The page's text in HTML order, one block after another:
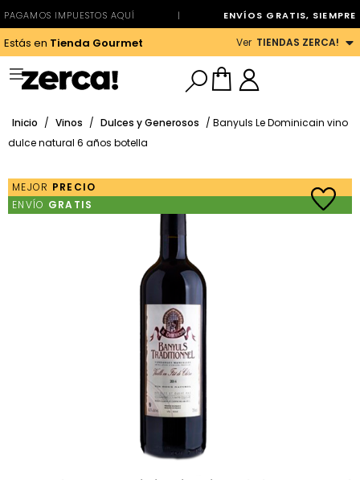
PAGAMOS IMPUESTOS AQUÍ | ENVÍOS GRATIS, SIEMPRE
Estás en Tienda Gourmet Ver TIENDAS ZERCA!
Inicio / Vinos / Dulces y Generosos / Banyuls Le Dominicain vino
dulce natural 6 años botella
MEJOR PRECIO
ENVÍO GRATIS